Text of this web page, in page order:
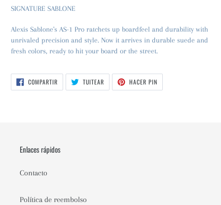
SIGNATURE SABLONE
Alexis Sablone's AS-1 Pro ratchets up boardfeel and durability with
unrivaled precision and style. Now it arrives in durable suede and
fresh colors, ready to hit your board or the street.
COMPARTIRCOMPARTIR
EN
FACEBOOK
TUITEAR TUITEAR
TWITTER
HACER PINPINEAR
EN
PINTEREST
Enlaces rápidos
Contacto
Política de reembolso